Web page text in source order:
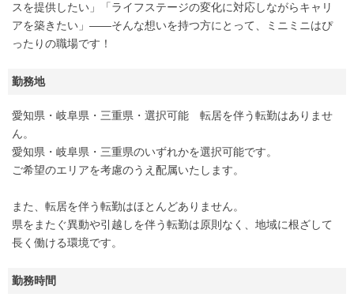
スを提供したい」「ライフステージの変化に対応しながらキャリ
アを築きたい」――そんな想いを持つ方にとって、ミニミニはぴ
ったりの職場です！
勤務地
愛知県・岐阜県・三重県・選択可能 転居を伴う転勤はありませ
ん。
愛知県・岐阜県・三重県のいずれかを選択可能です。
ご希望のエリアを考慮のうえ配属いたします。
また、転居を伴う転勤はほとんどありません。
県をまたぐ異動や引越しを伴う転勤は原則なく、地域に根ざして
長く働ける環境です。
勤務時間